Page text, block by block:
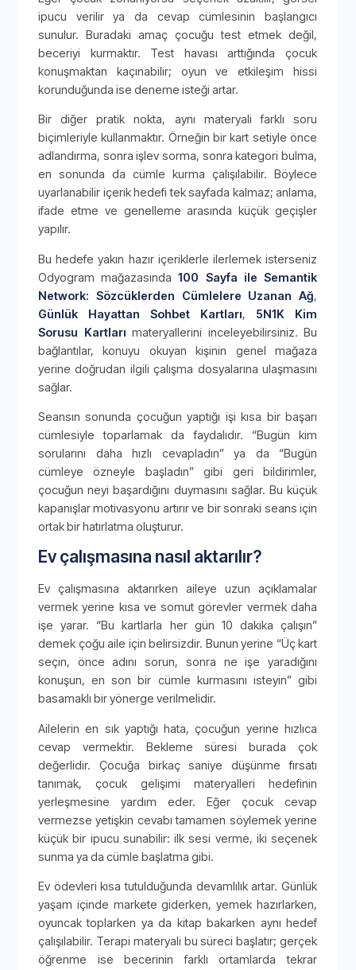
ipucu verilir ya da cevap cümlesinin başlangıcı
sunulur. Buradaki amaç çocuğu test etmek değil,
beceriyi kurmaktır. Test havası arttığında çocuk
konuşmaktan kaçınabilir; oyun ve etkileşim hissi
korunduğunda ise deneme isteği artar.
Bir diğer pratik nokta, aynı materyali farklı soru
biçimleriyle kullanmaktır. Örneğin bir kart setiyle önce
adlandırma, sonra işlev sorma, sonra kategori bulma,
en sonunda da cümle kurma çalışılabilir. Böylece
uyarlanabilir içerik hedefi tek sayfada kalmaz; anlama,
ifade etme ve genelleme arasında küçük geçişler
yapılır.
Bu hedefe yakın hazır içeriklerle ilerlemek isterseniz
Odyogram mağazasında100 Sayfa ile Semantik
Network: Sözcüklerden Cümlelere Uzanan Ağ,
Günlük Hayattan Sohbet Kartları, 5N1K Kim
Sorusu Kartları materyallerini inceleyebilirsiniz. Bu
bağlantılar, konuyu okuyan kişinin genel mağaza
yerine doğrudan ilgili çalışma dosyalarına ulaşmasını
sağlar.
Seansın sonunda çocuğun yaptığı işi kısa bir başarı
cümlesiyle toparlamak da faydalıdır. “Bugün kim
sorularını daha hızlı cevapladın” ya da “Bugün
cümleye özneyle başladın” gibi geri bildirimler,
çocuğun neyi başardığını duymasını sağlar. Bu küçük
kapanışlar motivasyonu artırır ve bir sonraki seans için
ortak bir hatırlatma oluşturur.
Ev çalışmasına nasıl aktarılır?
Ev çalışmasına aktarırken aileye uzun açıklamalar
vermek yerine kısa ve somut görevler vermek daha
işe yarar. “Bu kartlarla her gün 10 dakika çalışın”
demek çoğu aile için belirsizdir. Bunun yerine “Üç kart
seçin, önce adını sorun, sonra ne işe yaradığını
konuşun, en son bir cümle kurmasını isteyin” gibi
basamaklı bir yönerge verilmelidir.
Ailelerin en sık yaptığı hata, çocuğun yerine hızlıca
cevap vermektir. Bekleme süresi burada çok
değerlidir. Çocuğa birkaç saniye düşünme fırsatı
tanımak, çocuk gelişimi materyalleri hedefinin
yerleşmesine yardım eder. Eğer çocuk cevap
vermezse yetişkin cevabı tamamen söylemek yerine
küçük bir ipucu sunabilir: ilk sesi verme, iki seçenek
sunma ya da cümle başlatma gibi.
Ev ödevleri kısa tutulduğunda devamlılık artar. Günlük
yaşam içinde markete giderken, yemek hazırlarken,
oyuncak toplarken ya da kitap bakarken aynı hedef
çalışılabilir. Terapi materyali bu süreci başlatır; gerçek
öğrenme ise becerinin farklı ortamlarda tekrar